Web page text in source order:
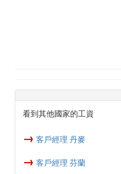
看到其他國家的工資
→ 客戶經理 丹麥
→ 客戶經理 芬蘭